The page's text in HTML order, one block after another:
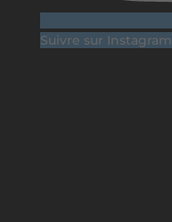
Suivre sur Instagram